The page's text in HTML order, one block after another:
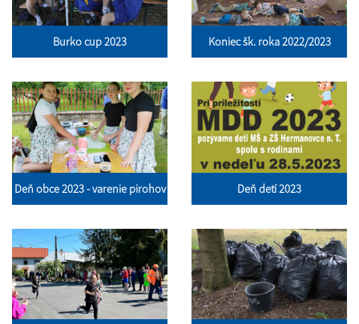
Burko cup 2023 Koniec šk. roka 2022/2023
Deň obce 2023 - varenie pirohov Deň detí 2023